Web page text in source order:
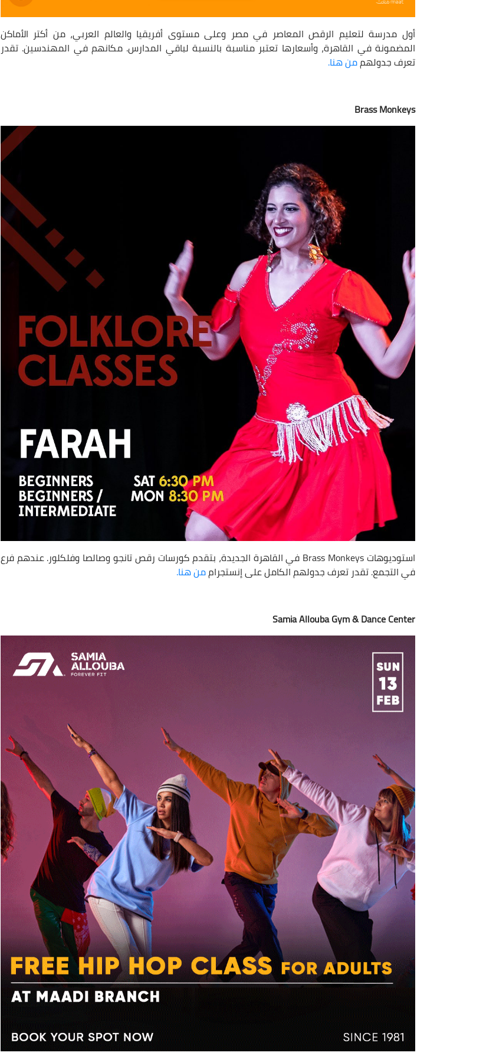
أول مدرسة لتعليم الرقص المعاصر في مصر وعلى مستوى أفريقيا والعالم العربي، من أكتر الأماكن
المضمونة في القاهرة، وأسعارها تعتبر مناسبة بالنسبة لباقي المدارس. مكانهم في المهندسين. تقدر
تعرف جدولهممن هنا.
Brass Monkeys
استوديوهات Brass Monkeys في القاهرة الجديدة، بتقدم كورسات رقص تانجو وصالصا وفلكلور. عندهم فرع
في التجمع. تقدر تعرف جدولهم الكامل على إنستجراممن هنا.
Samia Allouba Gym & Dance Center